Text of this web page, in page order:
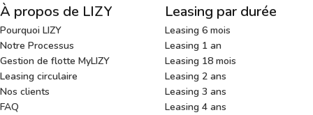
À propos de LIZY
Pourquoi LIZY
Notre Processus
Gestion de flotte MyLIZY
Leasing circulaire
Nos clients
FAQ
Leasing par durée
Leasing 6 mois
Leasing 1 an
Leasing 18 mois
Leasing 2 ans
Leasing 3 ans
Leasing 4 ans